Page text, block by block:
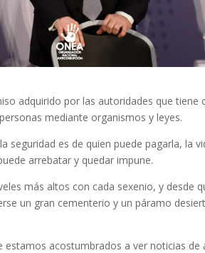
adquirido por las autoridades que tiene
mediante organismos y leyes.
seguridad es de quien puede pagarla, la
arrebatar y quedar impune.
más altos con cada sexenio, y desde
un gran cementerio y un páramo
acostumbrados a ver noticias